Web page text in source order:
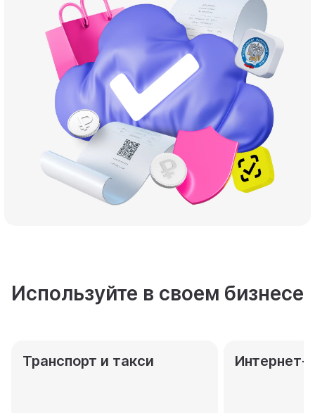
Используйте в своем бизнесе
Транспорт и такси Интернет-